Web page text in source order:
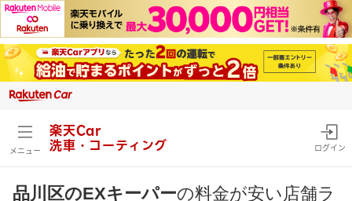
メニュー
楽天Car
洗車・コーティング
ログイン
品川区のEXキーパーの料金が安い店舗ラ